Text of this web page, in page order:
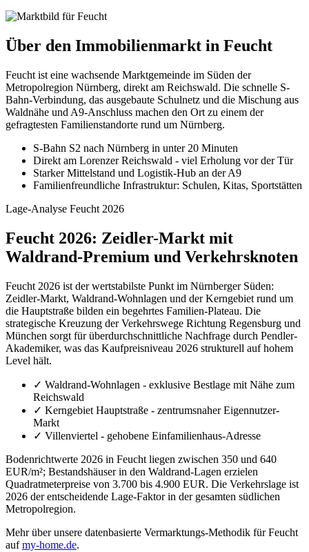
Über den Immobilienmarkt in Feucht
Feucht ist eine wachsende Marktgemeinde im Süden der
Metropolregion Nürnberg, direkt am Reichswald. Die schnelle S-
Bahn-Verbindung, das ausgebaute Schulnetz und die Mischung aus
Waldnähe und A9-Anschluss machen den Ort zu einem der
gefragtesten Familienstandorte rund um Nürnberg.
S-Bahn S2 nach Nürnberg in unter 20 Minuten
Direkt am Lorenzer Reichswald - viel Erholung vor der Tür
Starker Mittelstand und Logistik-Hub an der A9
Familienfreundliche Infrastruktur: Schulen, Kitas, Sportstätten
Lage-Analyse Feucht 2026
Feucht 2026: Zeidler-Markt mit
Waldrand-Premium und Verkehrsknoten
Feucht 2026 ist der wertstabilste Punkt im Nürnberger Süden:
Zeidler-Markt, Waldrand-Wohnlagen und der Kerngebiet rund um
die Hauptstraße bilden ein begehrtes Familien-Plateau. Die
strategische Kreuzung der Verkehrswege Richtung Regensburg und
München sorgt für überdurchschnittliche Nachfrage durch Pendler-
Akademiker, was das Kaufpreisniveau 2026 strukturell auf hohem
Level hält.
✓ Waldrand-Wohnlagen - exklusive Bestlage mit Nähe zum
Reichswald
✓ Kerngebiet Hauptstraße - zentrumsnaher Eigennutzer-
Markt
✓ Villenviertel - gehobene Einfamilienhaus-Adresse
Bodenrichtwerte 2026 in Feucht liegen zwischen 350 und 640
EUR/m²; Bestandshäuser in den Waldrand-Lagen erzielen
Quadratmeterpreise von 3.700 bis 4.900 EUR. Die Verkehrslage ist
2026 der entscheidende Lage-Faktor in der gesamten südlichen
Metropolregion.
Mehr über unsere datenbasierte Vermarktungs-Methodik für Feucht
aufmy-home.de.